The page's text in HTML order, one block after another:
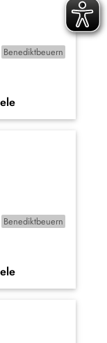
Benediktbeuern
Benediktbeuern